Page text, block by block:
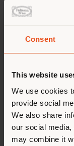
Consent
This website
We use cookies
provide social
We also share
our social
may combine it
PEEK-A-